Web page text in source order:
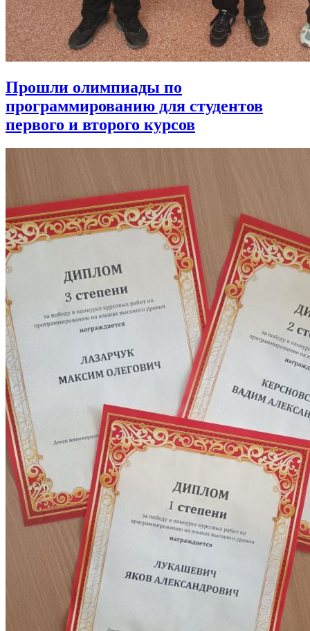
Прошли олимпиады по
программированию для студентов
первого и второго курсов